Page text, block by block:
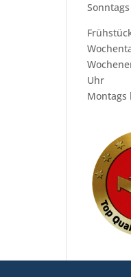
Uhr
Montags